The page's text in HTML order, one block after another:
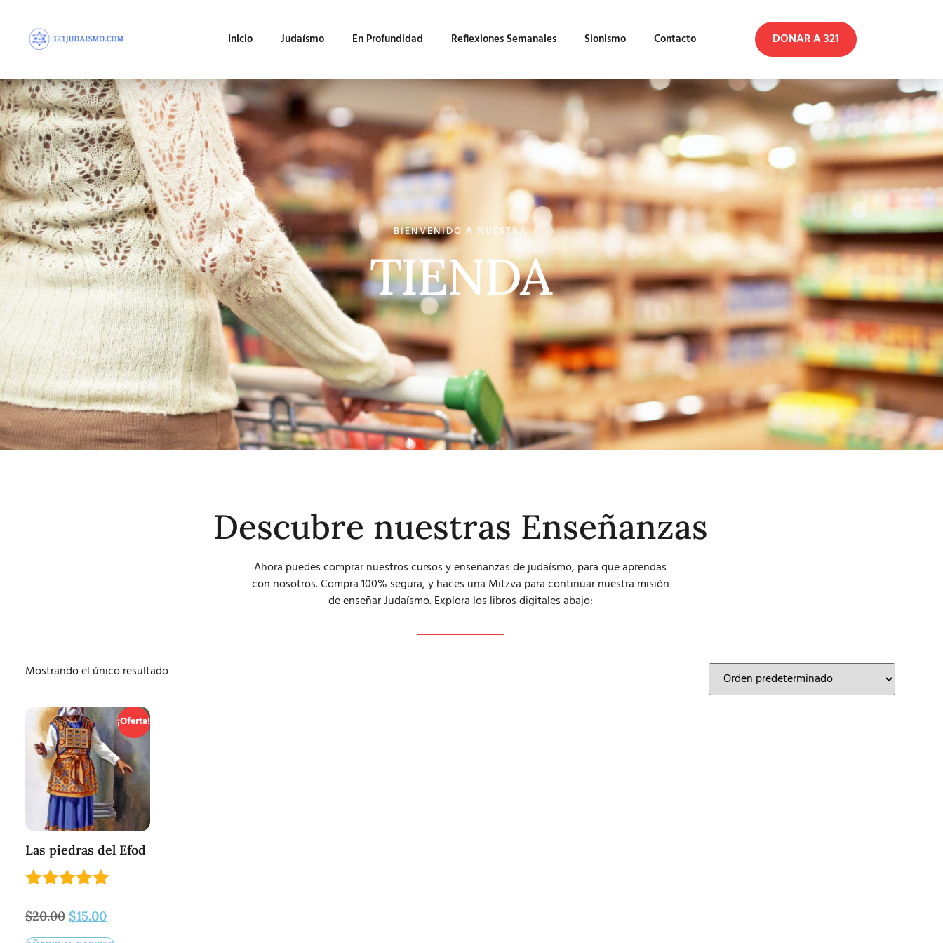
Inicio Judaísmo En Profundidad Reflexiones Semanales Sionismo Contacto DONAR A 321
BIENVENIDO A NUESTRA
TIENDA
Descubre nuestras Enseñanzas
Ahora puedes comprar nuestros cursos y enseñanzas de judaísmo, para que aprendas
con nosotros. Compra 100% segura, y haces una Mitzva para continuar nuestra misión
de enseñar Judaísmo. Explora los libros digitales abajo:
Mostrando el único resultado
¡Oferta!
Las piedras del Efod
con
$20.00 $15.00